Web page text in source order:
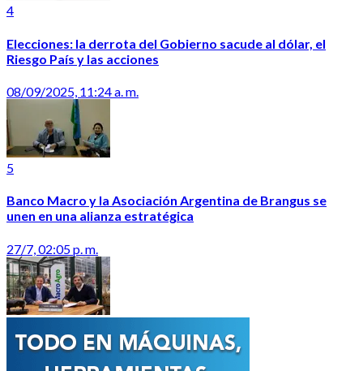
4
Elecciones: la derrota del Gobierno sacude al dólar, el
Riesgo País y las acciones
08/09/2025, 11:24 a. m.
5
Banco Macro y la Asociación Argentina de Brangus se
unen en una alianza estratégica
27/7, 02:05 p. m.